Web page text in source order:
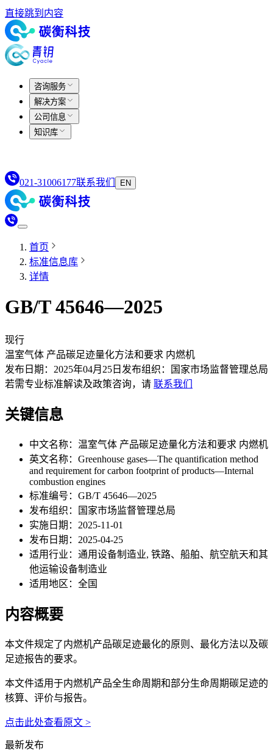
直接跳到内容
咨询服务
解决方案
公司信息
知识库
021-31006177联系我们 EN
首页
标准信息库
详情
GB/T 45646—2025
现行
温室气体 产品碳足迹量化方法和要求 内燃机
发布日期： 2025年04月25日 发布组织：
国家市场监督管理总局
若需专业标准解读及政策咨询，请 联系我们
关键信息
中文名称： 温室气体 产品碳足迹量化方法和要求 内燃机
英文名称： Greenhouse gases—The quantification method
and requirement for carbon footprint of products—Internal
combustion engines
标准编号： GB/T 45646—2025
发布组织：
国家市场监督管理总局
实施日期： 2025-11-01
发布日期： 2025-04-25
适用行业： 通用设备制造业, 铁路、船舶、航空航天和其
他运输设备制造业
适用地区： 全国
内容概要
本文件规定了内燃机产品碳足迹最化的原则、最化方法以及碳
足迹报告的要求。
本文件适用于内燃机产品全生命周期和部分生命周期碳足迹的
核算、评价与报告。
点击此处查看原文 >
最新发布